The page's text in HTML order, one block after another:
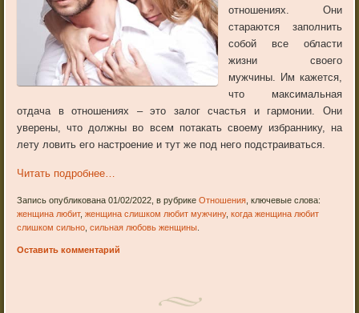
отношениях. Они
стараются заполнить
собой все области
жизни своего
мужчины. Им кажется,
что максимальная
отдача в отношениях – это залог счастья и гармонии. Они
уверены, что должны во всем потакать своему избраннику, на
лету ловить его настроение и тут же под него подстраиваться.
Читать подробнее…
Запись опубликована 01/02/2022, в рубрикеОтношения , ключевые слова:
женщина любит,женщина слишком любит мужчину,когда женщина любит
слишком сильно ,сильная любовь женщины
Оставить комментарий